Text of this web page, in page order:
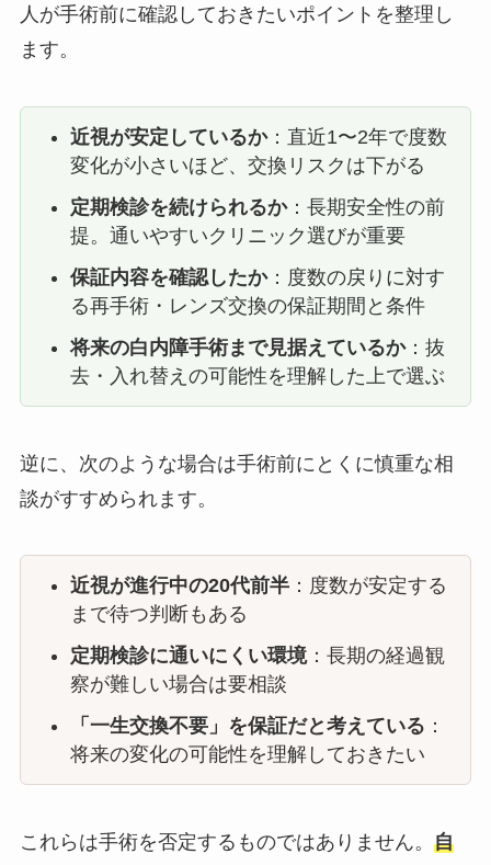
人が手術前に確認しておきたいポイントを整理し
ます。
近視が安定しているか：直近1〜2年で度数
変化が小さいほど、交換リスクは下がる
定期検診を続けられるか：長期安全性の前
提。通いやすいクリニック選びが重要
保証内容を確認したか：度数の戻りに対す
る再手術・レンズ交換の保証期間と条件
将来の白内障手術まで見据えているか：抜
去・入れ替えの可能性を理解した上で選ぶ
逆に、次のような場合は手術前にとくに慎重な相
談がすすめられます。
近視が進行中の20代前半：度数が安定する
まで待つ判断もある
定期検診に通いにくい環境：長期の経過観
察が難しい場合は要相談
「一生交換不要」を保証だと考えている ：
将来の変化の可能性を理解しておきたい
これらは手術を否定するものではありません。 自